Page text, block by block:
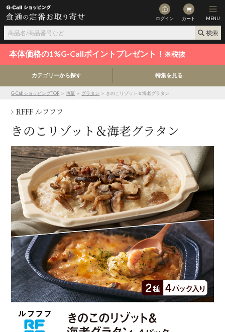
ログイン カート MENU
本体価格の1%G-Callポイントプレゼント！ ※税抜
カテゴリーから探す 特集を見る
G-CallショッピングTOP ＞惣菜 ＞ グラタン ＞ きのこリゾット＆海老グラタン
RFFF ルフフフ
きのこリゾット＆海老グラタン